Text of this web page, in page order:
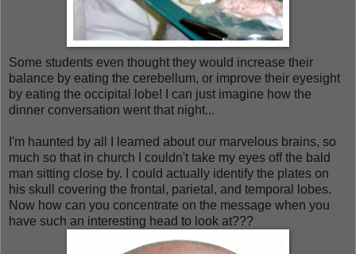
Some students even thought they would increase their
balance by eating the cerebellum, or improve their eyesight
by eating the occipital lobe! I can just imagine how the
dinner conversation went that night...
I'm haunted by all I learned about our marvelous brains, so
much so that in church I couldn't take my eyes off the bald
man sitting close by. I could actually identify the plates on
his skull covering the frontal, parietal, and temporal lobes.
Now how can you concentrate on the message when you
have such an interesting head to look at???